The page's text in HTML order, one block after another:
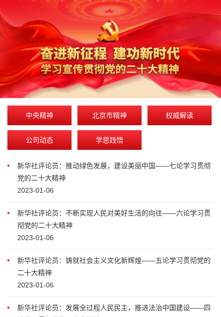
中央精神 北京市精神 权威解读
公司动态 学思践悟
新华社评论员：推动绿色发展，建设美丽中国——七论学习贯彻
党的二十大精神
2023-01-06
新华社评论员：不断实现人民对美好生活的向往——六论学习贯
彻党的二十大精神
2023-01-06
新华社评论员：铸就社会主义文化新辉煌——五论学习贯彻党的
二十大精神
2023-01-06
新华社评论员：发展全过程人民民主，推进法治中国建设——四